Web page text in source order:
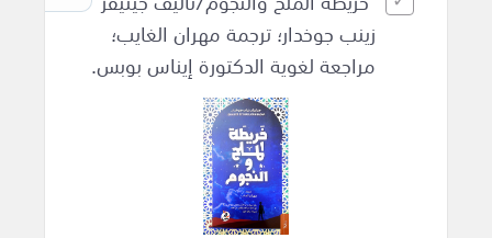
زينب جوخدار؛ ترجمة مهران الغايب؛
مراجعة لغوية الدكتورة إيناس بوبس.